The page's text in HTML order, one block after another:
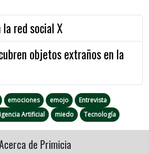
red social X
objetos extraños en la
emociones emojo
Entrevista
Artificial miedo Tecnología
de Primicia